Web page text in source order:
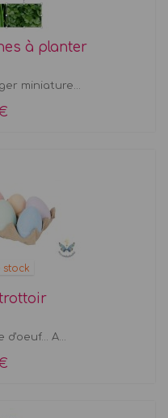
à planter
miniature...
stock
A...